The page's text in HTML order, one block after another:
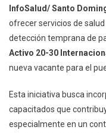
InfoSalud/ Santo
ofrecer servicios de
detección temprana de
Activo 20-30
nueva vacante para el
Esta iniciativa busca
capacitados que
especialmente en un